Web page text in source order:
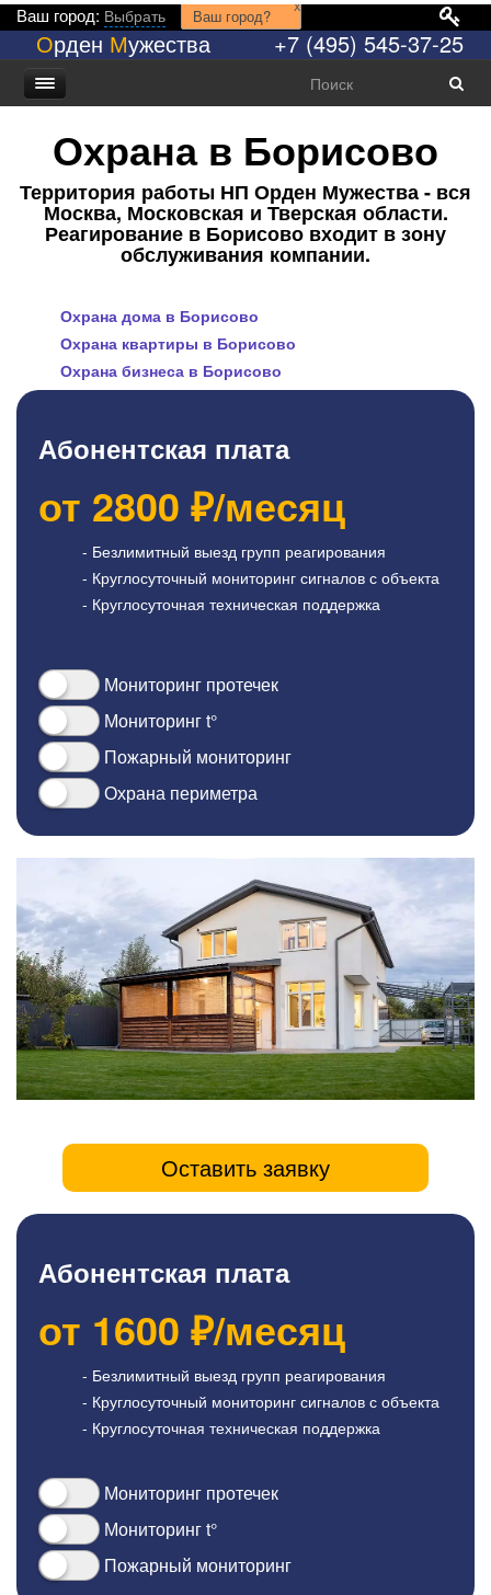
Ваш город: Выбрать Ваш город?
x
Орден Мужества +7 (495) 545-37-25
Охрана в Борисово
Территория работы НП Орден Мужества - вся
Москва, Московская и Тверская области.
Реагирование в Борисово входит в зону
обслуживания компании.
Охрана дома в Борисово
Охрана квартиры в Борисово
Охрана бизнеса в Борисово
Абонентская плата
от 2800 ₽/месяц
- Безлимитный выезд групп реагирования
- Круглосуточный мониторинг сигналов с объекта
- Круглосуточная техническая поддержка
Мониторинг протечек
Мониторинг t°
Пожарный мониторинг
Охрана периметра
Оставить заявку
Абонентская плата
от 1600 ₽/месяц
- Безлимитный выезд групп реагирования
- Круглосуточный мониторинг сигналов с объекта
- Круглосуточная техническая поддержка
Мониторинг протечек
Мониторинг t°
Пожарный мониторинг